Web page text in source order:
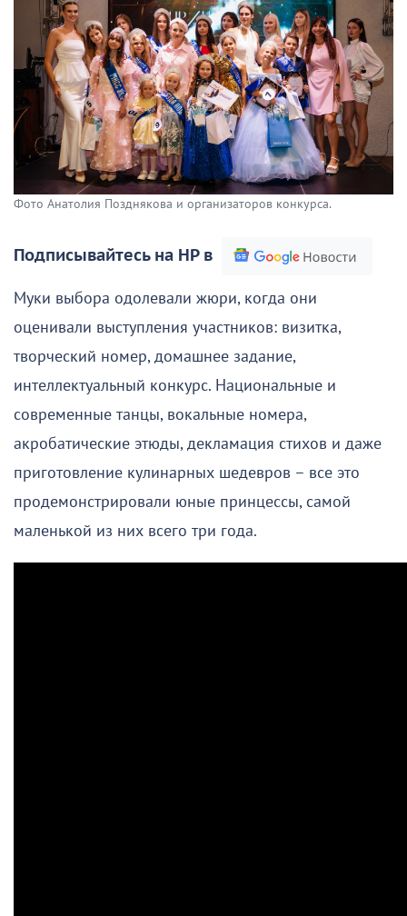
Фото Анатолия Позднякова и организаторов конкурса.
Подписывайтесь на НР в
Муки выбора одолевали жюри, когда они
оценивали выступления участников: визитка,
творческий номер, домашнее задание,
интеллектуальный конкурс. Национальные и
современные танцы, вокальные номера,
акробатические этюды, декламация стихов и даже
приготовление кулинарных шедевров – все это
продемонстрировали юные принцессы, самой
маленькой из них всего три года.